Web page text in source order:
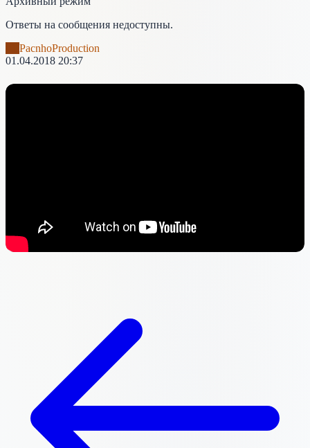
Ответы на сообщения недоступны.
PacnhoProduction
01.04.2018 20:37